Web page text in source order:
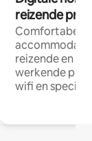
reizende
Comfortabele
reizende en
werkende
wifi en